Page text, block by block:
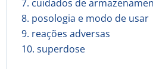
7. cuidados de
8. posologia e modo de usar
9. reações adversas
10. superdose